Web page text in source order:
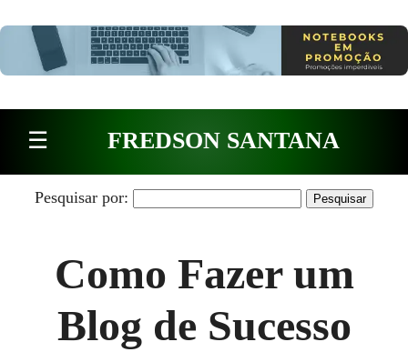
☰ FREDSON SANTANA
Pesquisar por:
Como Fazer um
Blog de Sucesso